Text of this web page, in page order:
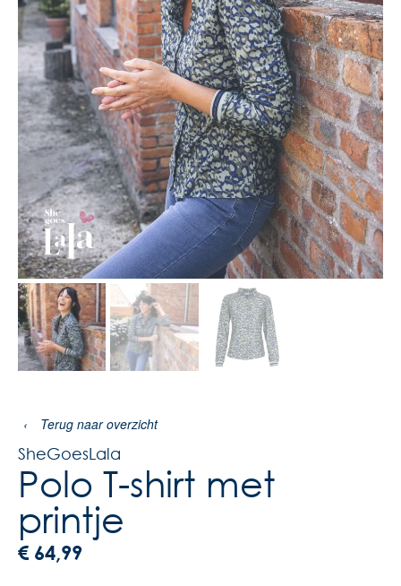
‹ Terug naar overzicht
SheGoesLala
Polo T-shirt met
printje
€ 64,99